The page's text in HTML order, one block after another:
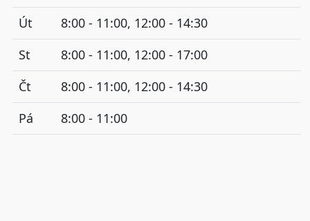
Út
8:00 - 11:00, 12:00 - 14:30
St
8:00 - 11:00, 12:00 - 17:00
Čt
8:00 - 11:00, 12:00 - 14:30
Pá
8:00 - 11:00